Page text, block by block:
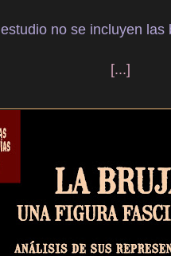
no se incluyen
[...]